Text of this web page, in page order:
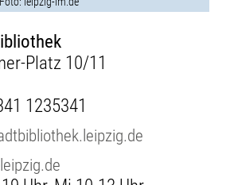
Platz 10/11
1235341